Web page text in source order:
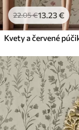
22.05€13.23€
Kvety a červené